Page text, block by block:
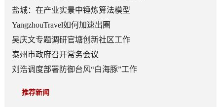
盐城：在产业实景中锤炼算法模型
YangzhouTravel如何加速出圈
吴庆文专题调研官塘创新社区工作
泰州市政府召开常务会议
刘浩调度部署防御台风“白海豚”工作
推荐新闻